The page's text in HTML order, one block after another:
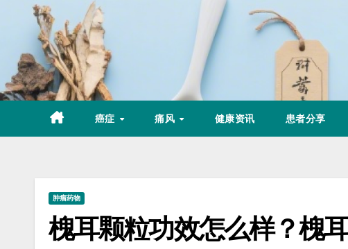
content
癌症 痛风 健康资讯 患者分享
肿瘤药物
槐耳颗粒功效怎么样？槐